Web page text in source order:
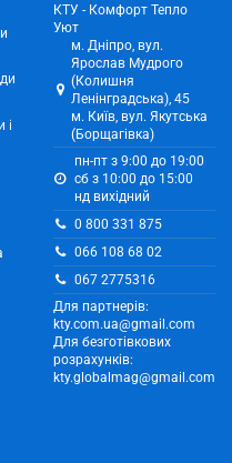
і
КТУ - Комфорт Тепло
Уют
м. Дніпро, вул.
Ярослав Мудрого
(Колишня
Ленінградська), 45
м. Київ, вул. Якутська
(Борщагівка)
пн-пт з 9:00 до 19:00
сб з 10:00 до 15:00
нд вихідний
0 800 331 875
066 108 68 02
067 2775316
Для партнерів:
kty.com.ua@gmail.com
Для безготівкових
розрахунків:
kty.globalmag@gmail.com